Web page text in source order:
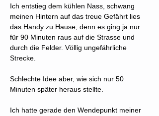
Ich entstieg dem kühlen Nass, schwang
meinen Hintern auf das treue Gefährt lies
das Handy zu Hause, denn es ging ja nur
für 90 Minuten raus auf die Strasse und
durch die Felder. Völlig ungefährliche
Strecke.
Schlechte Idee aber, wie sich nur 50
Minuten später heraus stellte.
Ich hatte gerade den Wendepunkt meiner